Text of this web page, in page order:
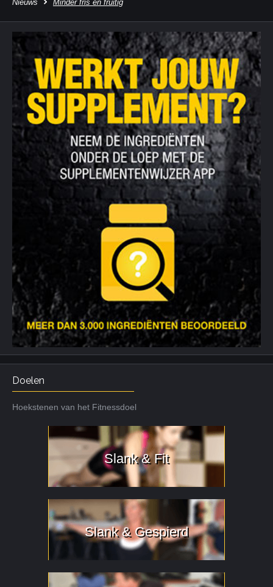
Nieuws Minder fris en fruitig
Doelen
Hoekstenen van het Fitnessdoel
Slank & Fit
Slank & Gespierd